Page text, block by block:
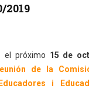
2019
el próximo 15 de
de la
i